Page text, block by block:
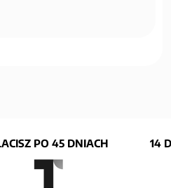
PO 45 DNIACH 14